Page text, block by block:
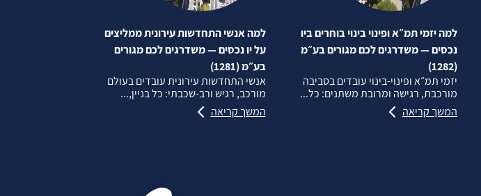
למה יזמי תמ״א ופינוי בינוי בוחרים ביו
נכסים — משדרגים לכם מגורים בע״מ
(1282)
יזמי תמ״א ופינוי‑בינוי עובדים בסביבה
מורכבת, רגישה ומרובת משתנים: כל...
המשך קריאה
למה אנשי התחדשות עירונית ממליצים
על יו נכסים — משדרגים לכם מגורים
בע״מ (1281)
אנשי התחדשות עירונית עובדים בעולם
מורכב, רגיש ורב‑שכבתי: כל בניין,...
המשך קריאה